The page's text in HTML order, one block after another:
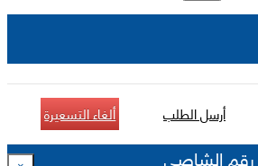
أرسل الطلب ألغاء التسعيرة
رقم الشاصي